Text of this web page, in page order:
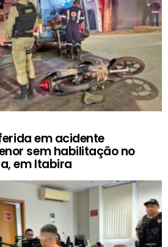
em acidente
sem habilitação no
em Itabira